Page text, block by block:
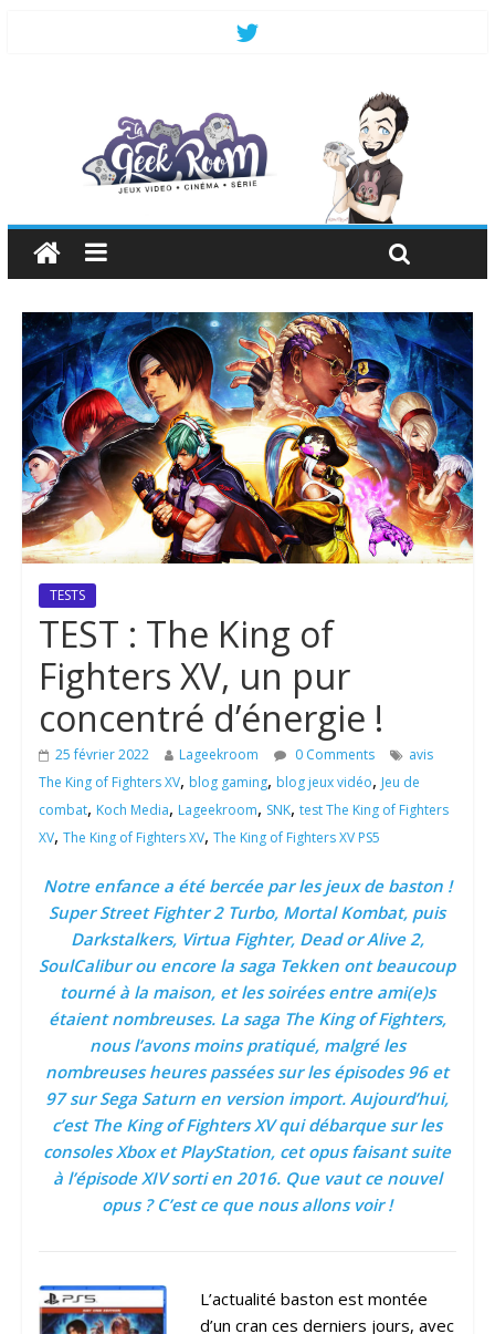
TESTS
TEST : The King of
Fighters XV, un pur
concentré d’énergie !
25 février 2022 Lageekroom 0 Comments
avis
The King of Fighters XV, blog gaming, blog jeux vidéo, Jeu de
combat, Koch Media, Lageekroom, SNK, test The King of Fighters
XV, The King of Fighters XV, The King of Fighters XV PS5
Notre enfance a été bercée par les jeux de baston !
Super Street Fighter 2 Turbo, Mortal Kombat, puis
Darkstalkers, Virtua Fighter, Dead or Alive 2,
SoulCalibur ou encore la saga Tekken ont beaucoup
tourné à la maison, et les soirées entre ami(e)s
étaient nombreuses. La saga The King of Fighters,
nous l’avons moins pratiqué, malgré les
nombreuses heures passées sur les épisodes 96 et
97 sur Sega Saturn en version import. Aujourd’hui,
c’est The King of Fighters XV qui débarque sur les
consoles Xbox et PlayStation, cet opus faisant suite
à l’épisode XIV sorti en 2016. Que vaut ce nouvel
opus ? C’est ce que nous allons voir !
L’actualité baston est montée
d’un cran ces derniers jours, avec